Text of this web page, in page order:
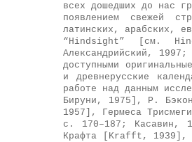
всех дошедших до нас
появлением свежей
латинских, арабских,
“Hindsight” [см.
Александрийский,
доступными
и древнерусские
работе над данным
Бируни, 1975], Р.
1957], Гермеса
с. 170–187;
Крафта [Krafft, 1939],